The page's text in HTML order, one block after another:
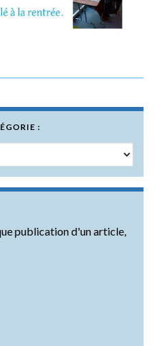
:
:
publication d'un article,